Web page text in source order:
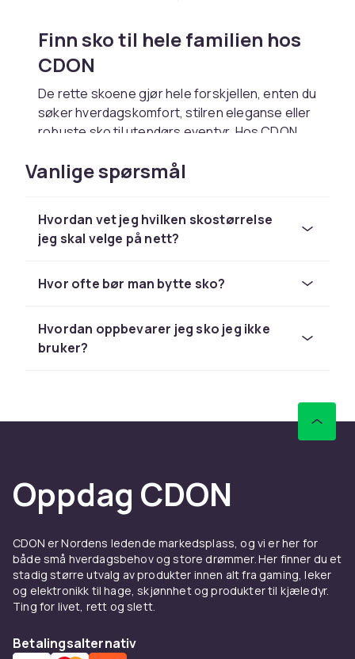
Finn sko til hele familien hos
CDON
De rette skoene gjør hele forskjellen, enten du
søker hverdagskomfort, stilren eleganse eller
robuste sko til utendørs eventyr. Hos CDON
aldre og anledninger, fra trendy
klassiske
herresko
bestiller du enkelt sko til hele familien direkte
hjem til døren.
Sko for hver sesong og
Hver årstid stiller sine krav til skoene du bruker.
Om sommeren er luftige sandaler, espadrillos
Kvalitet og komfort i hvert
Gode sko handler om mer enn utseende —
passform, materialer og støtte avgjør hvordan
føttene dine har det dag etter dag. Invester i
skopleiefor å forlenge skoenes levetid. Med
skolisser kan du tilpasse komforten
Vanlige spørsmål
Hvordan vet jeg hvilken skostørrelse
jeg skal velge på nett?
Hvor ofte bør man bytte sko?
Hvordan oppbevarer jeg sko jeg ikke
bruker?
Oppdag CDON
CDON er Nordens ledende markedsplass, og vi er her for
både små hverdagsbehov og store drømmer. Her finner du et
stadig større utvalg av produkter innen alt fra gaming, leker
og elektronikk til hage, skjønnhet og produkter til kjæledyr.
Ting for livet, rett og slett.
Betalingsalternativ